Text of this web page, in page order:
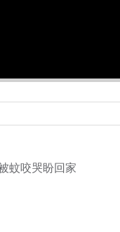
蚊咬哭盼回家